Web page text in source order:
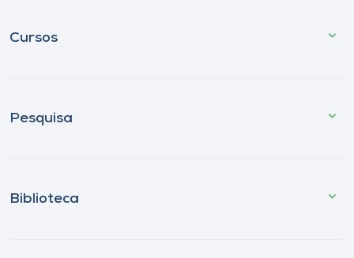
Cursos
Pesquisa
Biblioteca